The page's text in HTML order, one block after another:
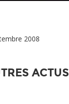
2008
ACTUS